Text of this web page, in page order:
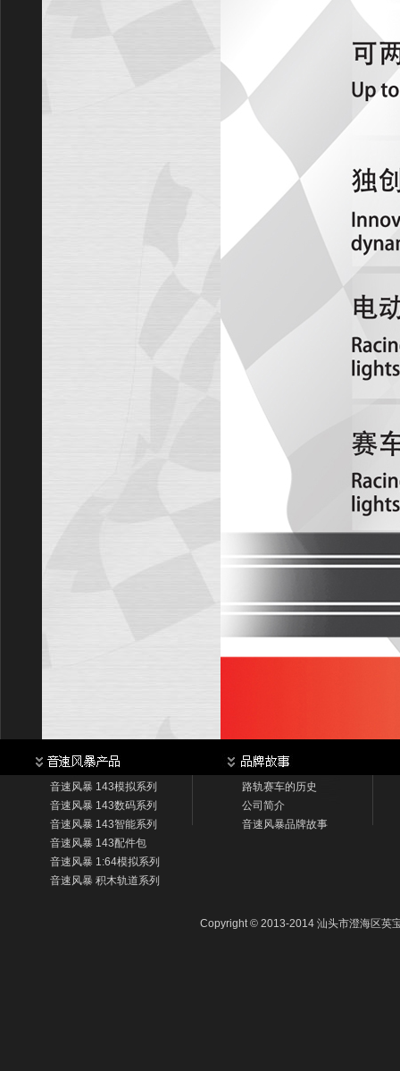
音速风暴 143模拟系列
音速风暴 143数码系列
音速风暴 143智能系列
音速风暴 143配件包
音速风暴 1:64模拟系列
音速风暴 积木轨道系列
路轨赛车的历史
公司简介
音速风暴品牌故事
Copyright © 2013-2014 汕头市澄海区英